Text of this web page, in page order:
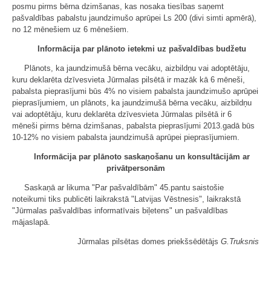
posmu pirms bērna dzimšanas, kas nosaka tiesības saņemt
pašvaldības pabalstu jaundzimušo aprūpei Ls 200 (divi simti apmērā),
no 12 mēnešiem uz 6 mēnešiem.
Informācija par plānoto ietekmi uz pašvaldības budžetu
Plānots, ka jaundzimušā bērna vecāku, aizbildņu vai adoptētāju,
kuru deklarēta dzīvesvieta Jūrmalas pilsētā ir mazāk kā 6 mēneši,
pabalsta pieprasījumi būs 4% no visiem pabalsta jaundzimušo aprūpei
pieprasījumiem, un plānots, ka jaundzimušā bērna vecāku, aizbildņu
vai adoptētāju, kuru deklarēta dzīvesvieta Jūrmalas pilsētā ir 6
mēneši pirms bērna dzimšanas, pabalsta pieprasījumi 2013.gadā būs
10-12% no visiem pabalsta jaundzimušā aprūpei pieprasījumiem.
Informācija par plānoto saskaņošanu un konsultācijām ar
privātpersonām
Saskaņā ar likuma "Par pašvaldībām" 45.pantu saistošie
noteikumi tiks publicēti laikrakstā "Latvijas Vēstnesis", laikrakstā
"Jūrmalas pašvaldības informatīvais biļetens" un pašvaldības
mājaslapā.
Jūrmalas pilsētas domes priekšsēdētājs G.Truksnis